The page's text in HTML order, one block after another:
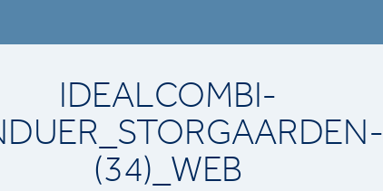
IDEALCOMBI-
(34)_WEB